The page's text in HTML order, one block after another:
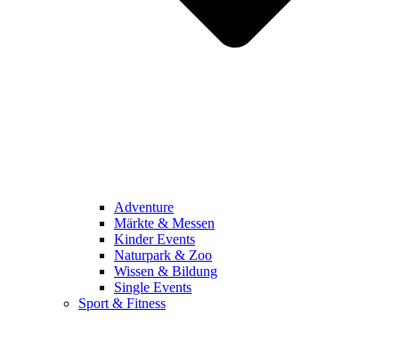
Adventure
Märkte & Messen
Kinder Events
Naturpark & Zoo
Wissen & Bildung
Single Events
Sport & Fitness